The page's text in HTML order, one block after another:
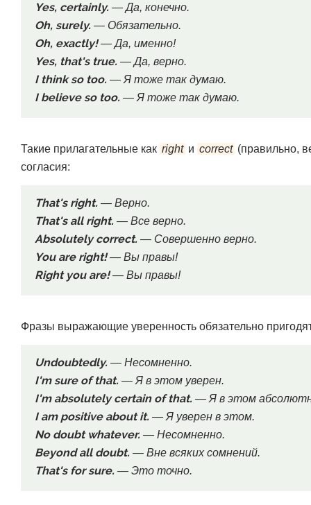
Yes, certainly. — Да, конечно.
Oh, surely. — Обязательно.
Oh, exactly!— Да, именно!
Yes, that's true. — Да, верно.
I think so too. — Я тоже так думаю.
I believe so too. — Я тоже так думаю.
Такие прилагательные как right и correct (правильно,
согласия:
That's right. — Верно.
That's all right. — Все верно.
Absolutely correct. — Совершенно верно.
You are right!— Вы правы!
Right you are!— Вы правы!
Фразы выражающие уверенность обязательно
Undoubtedly. — Несомненно.
I'm sure of that. — Я в этом уверен.
I'm absolutely certain of that. — Я в этом
I am positive about it. — Я уверен в этом.
No doubt whatever. — Несомненно.
Beyond all doubt. — Вне всяких сомнений.
That's for sure. — Это точно.